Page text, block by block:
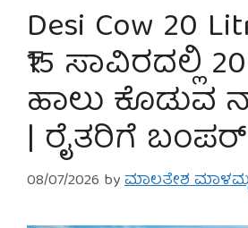
Desi Cow 20
₹15 ಸಾವಿರದಲ್ಲಿ
ಹಾಲು ಕೊಡುವ
| ರೈತರಿಗೆ
08/07/2026 byಮಾಲತೇಶ